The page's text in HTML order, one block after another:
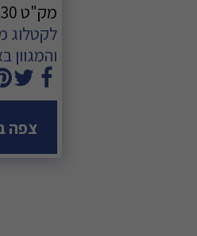
מק"ט A30. כיתוב זהב
לקטלוג
והמגוון
צפה